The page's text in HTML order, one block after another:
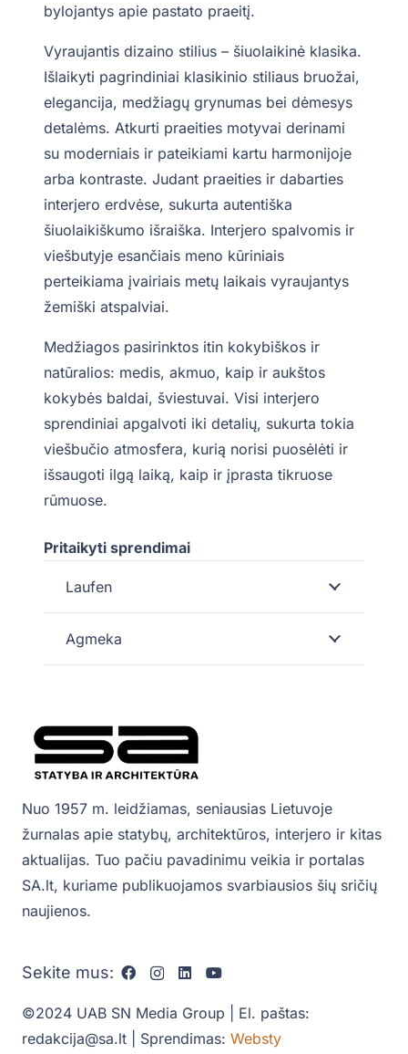
bylojantys apie pastato praeitį.
Vyraujantis dizaino stilius – šiuolaikinė klasika.
Išlaikyti pagrindiniai klasikinio stiliaus bruožai,
elegancija, medžiagų grynumas bei dėmesys
detalėms. Atkurti praeities motyvai derinami
su moderniais ir pateikiami kartu harmonijoje
arba kontraste. Judant praeities ir dabarties
interjero erdvėse, sukurta autentiška
šiuolaikiškumo išraiška. Interjero spalvomis ir
viešbutyje esančiais meno kūriniais
perteikiama įvairiais metų laikais vyraujantys
žemiški atspalviai.
Medžiagos pasirinktos itin kokybiškos ir
natūralios: medis, akmuo, kaip ir aukštos
kokybės baldai, šviestuvai. Visi interjero
sprendiniai apgalvoti iki detalių, sukurta tokia
viešbučio atmosfera, kurią norisi puosėlėti ir
išsaugoti ilgą laiką, kaip ir įprasta tikruose
rūmuose.
Pritaikyti sprendimai
Laufen
Agmeka
Nuo 1957 m. leidžiamas, seniausias Lietuvoje
žurnalas apie statybų, architektūros, interjero ir kitas
aktualijas. Tuo pačiu pavadinimu veikia ir portalas
SA.lt, kuriame publikuojamos svarbiausios šių sričių
naujienos.
Sekite mus:
©2024 UAB SN Media Group | El. paštas:
redakcija@sa.lt | Sprendimas: Websty